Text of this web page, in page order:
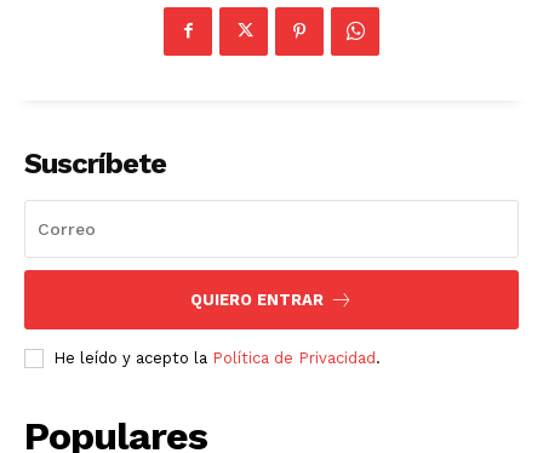
Suscríbete
QUIERO ENTRAR
He leído y acepto la Política de Privacidad.
Populares